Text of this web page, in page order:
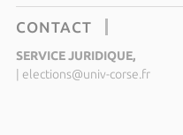
CONTACT
SERVICE JURIDIQUE,
| elections@univ-corse.fr